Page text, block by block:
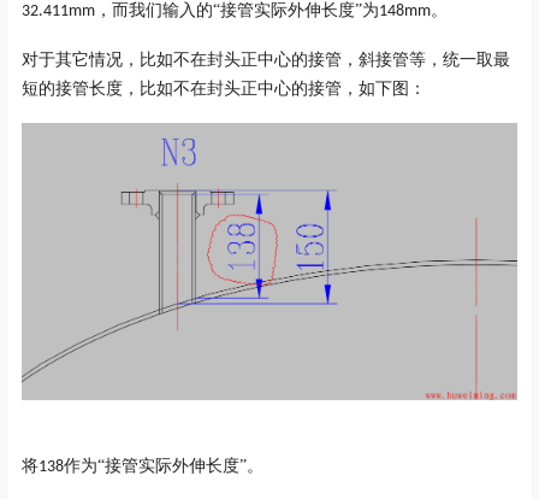
32.411mm ，而我们输入的“接管实际外伸长度”为148mm。
对于其它情况，比如不在封头正中心的接管，斜接管等，统一取最
短的接管长度，比如不在封头正中心的接管，如下图：
将138作为“接管实际外伸长度”。